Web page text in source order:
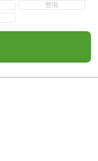
整備